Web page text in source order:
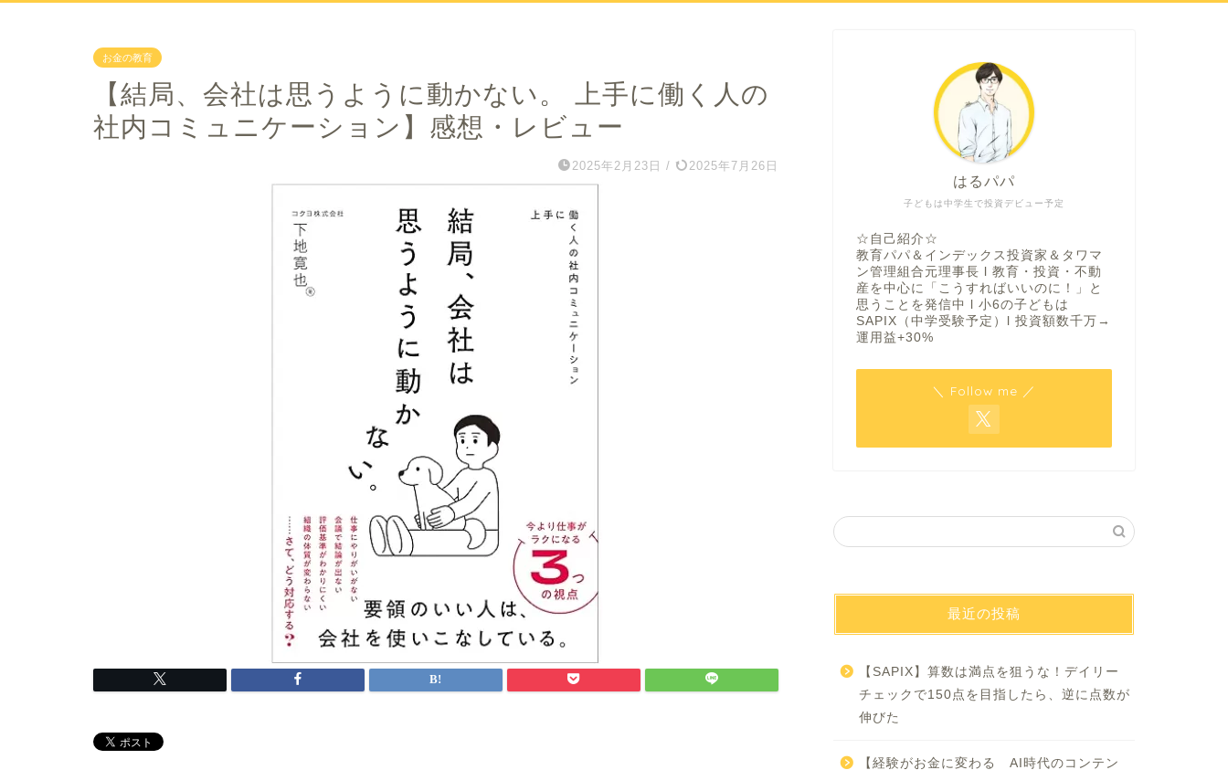
お金の教育
【結局、会社は思うように動かない。 上手に働く人の
社内コミュニケーション】感想・レビュー
2025年2月23日 / 2025年7月26日
子どもは中学生で投資デビュー予定
はるパパ
☆自己紹介☆
教育パパ＆インデックス投資家＆タワマ
ン管理組合元理事長 l 教育・投資・不動
産を中心に「こうすればいいのに！」と
思うことを発信中 l 小6の子どもは
SAPIX（中学受験予定）l 投資額数千万→
運用益+30%
＼ Follow me ／
最近の投稿
【SAPIX】算数は満点を狙うな！デイリー
チェックで150点を目指したら、逆に点数が
伸びた
【経験がお金に変わる AI時代のコンテン